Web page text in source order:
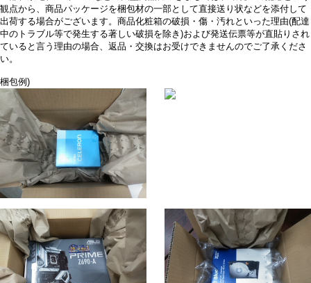
観点から、商品パッケージを梱包材の一部として直接送り状などを添付して
出荷する場合がございます。商品化粧箱の破損・傷・汚れといった理由(配達
中のトラブル等で発生する著しい破損を除き)および発送伝票等が直貼りされ
ていると言う理由の場合、返品・交換はお受けできませんのでご了承くださ
い。
梱包例)